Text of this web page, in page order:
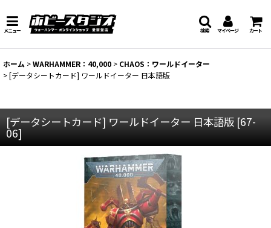
メニュー マイページ カート
検索
ホーム >WARHAMMER：40,000 > CHAOS：ワールドイーター
>[データシートカード] ワールドイーター 日本語版
[データシートカード] ワールドイーター 日本語版 [67-
06]